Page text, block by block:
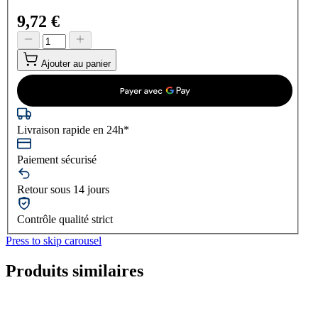
9,72 €
Ajouter au panier
Livraison rapide en 24h*
Paiement sécurisé
Retour sous 14 jours
Contrôle qualité strict
Press to skip carousel
Produits similaires